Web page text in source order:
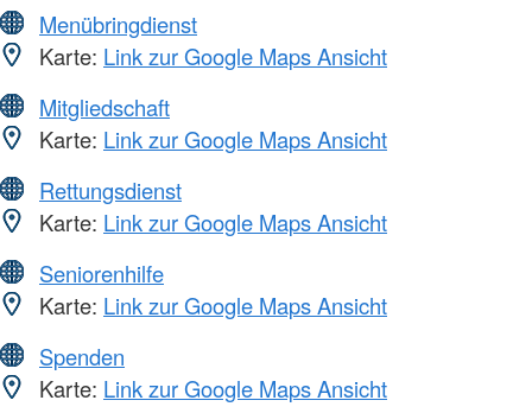
Menübringdienst
Karte: Link zur Google Maps Ansicht
Mitgliedschaft
Karte: Link zur Google Maps Ansicht
Rettungsdienst
Karte: Link zur Google Maps Ansicht
Seniorenhilfe
Karte: Link zur Google Maps Ansicht
Spenden
Karte: Link zur Google Maps Ansicht